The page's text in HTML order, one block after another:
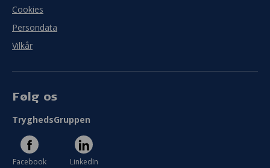
Cookies
Persondata
Vilkår
Følg os
TryghedsGruppen
Facebook LinkedIn